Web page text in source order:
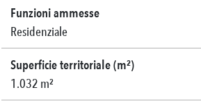
Funzioni ammesse
Residenziale
Superficie territoriale (m²)
1.032 m²